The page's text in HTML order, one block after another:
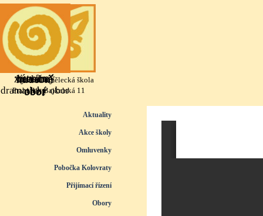
Přejít na obsah
výtvarný
taneční
literárně
hudební
Základní umělecká škola
Praha 10, Bajkalská 11
obor
obor
dramatický obor
obor
Přeskočit menu
Aktuality
Akce školy
Omluvenky
Pobočka Kolovraty
Přijímací řízení
Obory